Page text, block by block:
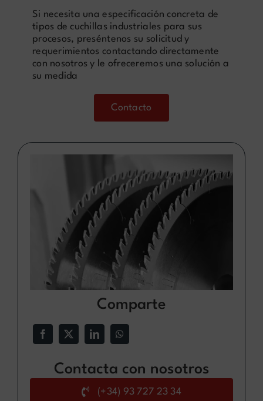
Comparte
Contacta con nosotros
(+34) 93 727 23 34
Si necesita una especificación concreta de
tipos de cuchillas industriales para sus
procesos, preséntenos su solicitud y
requerimientos contactando directamente
con nosotros y le ofreceremos una solución a
su medida
Contacto